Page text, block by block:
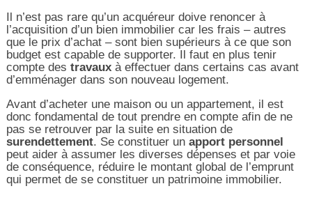
Il n’est pas rare qu’un acquéreur doive renoncer à
l’acquisition d’un bien immobilier car les frais – autres
que le prix d’achat – sont bien supérieurs à ce que son
budget est capable de supporter. Il faut en plus tenir
compte des travaux à effectuer dans certains cas avant
d’emménager dans son nouveau logement.
Avant d’acheter une maison ou un appartement, il est
donc fondamental de tout prendre en compte afin de ne
pas se retrouver par la suite en situation de
surendettement. Se constituer un apport personnel
peut aider à assumer les diverses dépenses et par voie
de conséquence, réduire le montant global de l’emprunt
qui permet de se constituer un patrimoine immobilier.